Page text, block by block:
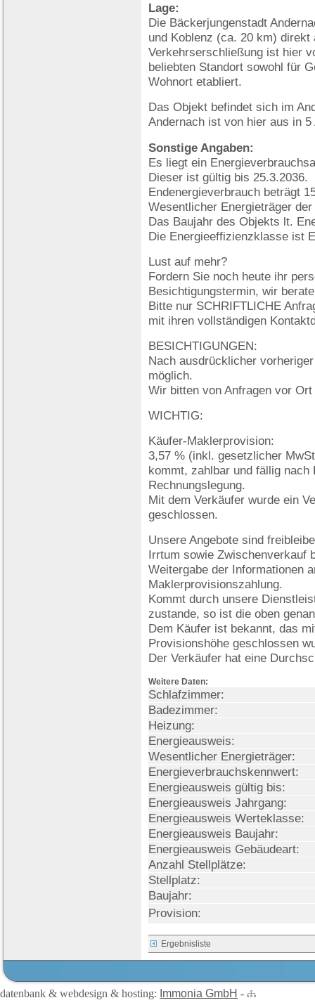
Lage:
Die Bäckerjungenstadt
und Koblenz (ca. 20 km)
Verkehrserschließung ist hier
beliebten Standort sowohl für
Wohnort etabliert.
Das Objekt befindet sich im
Andernach ist von hier aus in
Sonstige Angaben:
Es liegt ein
Dieser ist gültig bis 25.3.2036.
Endenergieverbrauch beträgt
Wesentlicher Energieträger
Das Baujahr des Objekts lt.
Die Energieeffizienzklasse ist
Lust auf mehr?
Fordern Sie noch heute ihr
Besichtigungstermin, wir
Bitte nur SCHRIFTLICHE
mit ihren vollständigen
BESICHTIGUNGEN:
Nach ausdrücklicher
möglich.
Wir bitten von Anfragen vor
WICHTIG:
Käufer-Maklerprovision:
3,57 % (inkl. gesetzlicher
kommt, zahlbar und fällig
Rechnungslegung.
Mit dem Verkäufer wurde ein
geschlossen.
Unsere Angebote sind
Irrtum sowie Zwischenverkauf
Weitergabe der Informationen
Maklerprovisionszahlung.
Kommt durch unsere
zustande, so ist die oben
Dem Käufer ist bekannt, das
Provisionshöhe geschlossen
Der Verkäufer hat eine
Weitere Daten:
Schlafzimmer:
Badezimmer:
Heizung:
Energieausweis:
Wesentlicher Energieträger:
Energieverbrauchskennwert:
Energieausweis gültig bis:
Energieausweis Jahrgang:
Energieausweis Werteklasse:
Energieausweis Baujahr:
Energieausweis Gebäudeart:
Anzahl Stellplätze:
Stellplatz:
Baujahr:
Provision:
Ergebnisliste
datenbank & webdesign & hosting: Immonia GmbH -